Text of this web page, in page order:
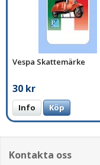
Vespa Skattemärke
30 kr
Info Köp
Kontakta oss